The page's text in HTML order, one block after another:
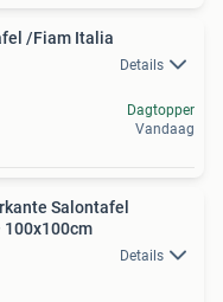
/Fiam Italia
Details
Dagtopper
Vandaag
Salontafel
Details